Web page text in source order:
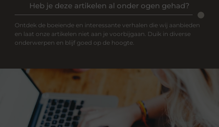
Heb je deze artikelen al onder ogen gehad?
Ontdek de boeiende en interessante verhalen die wij aanbieden
en laat onze artikelen niet aan je voorbijgaan. Duik in diverse
onderwerpen en blijf goed op de hoogte.